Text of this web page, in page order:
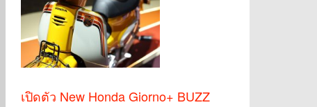
เปิดตัว New Honda Giorno+ BUZZ